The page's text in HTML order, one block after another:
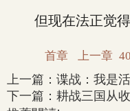
但现在法正觉得
首章 上一章
上一篇： 谍战：我是
下一篇： 耕战三国从